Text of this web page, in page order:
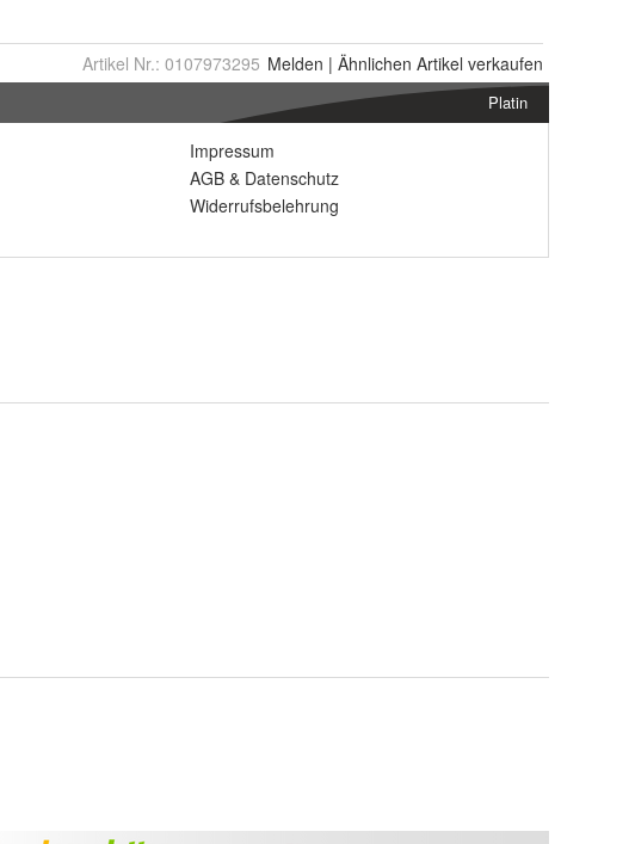
Artikel Nr.: 0107973295 Melden | Ähnlichen Artikel verkaufen
Platin
Impressum
AGB & Datenschutz
Widerrufsbelehrung